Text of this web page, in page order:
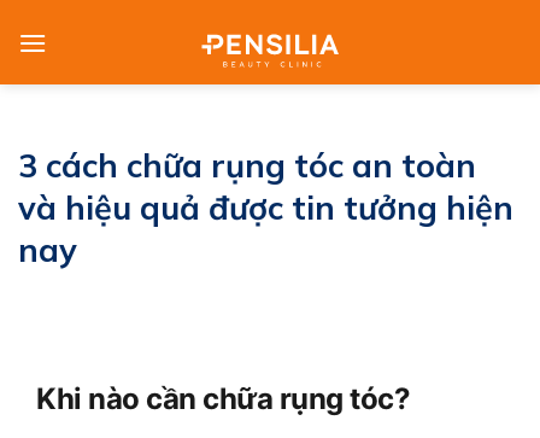
3 cách chữa rụng tóc an toàn
và hiệu quả được tin tưởng hiện
nay
Khi nào cần chữa rụng tóc?